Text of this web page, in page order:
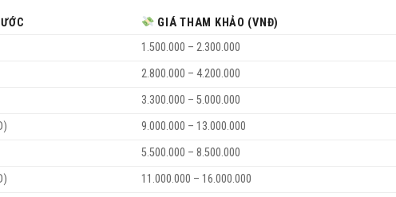
GIÁ THAM KHẢO (VNĐ)
1.500.000 – 2.300.000
2.800.000 – 4.200.000
3.300.000 – 5.000.000
9.000.000 – 13.000.000
5.500.000 – 8.500.000
11.000.000 – 16.000.000